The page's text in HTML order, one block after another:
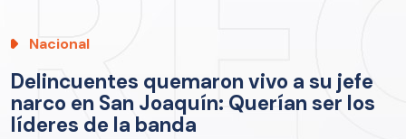
Nacional
Delincuentes quemaron vivo a su jefe
narco en San Joaquín: Querían ser los
líderes de la banda